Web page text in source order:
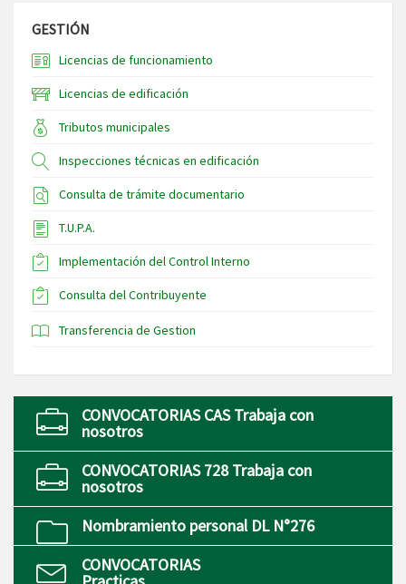
GESTIÓN
Licencias de funcionamiento
Licencias de edificación
Tributos municipales
Inspecciones técnicas en edificación
Consulta de trámite documentario
T.U.P.A.
Implementación del Control Interno
Consulta del Contribuyente
Transferencia de Gestion
CONVOCATORIAS CAS Trabaja con
nosotros
CONVOCATORIAS 728 Trabaja con
nosotros
Nombramiento personal DL N°276
CONVOCATORIAS